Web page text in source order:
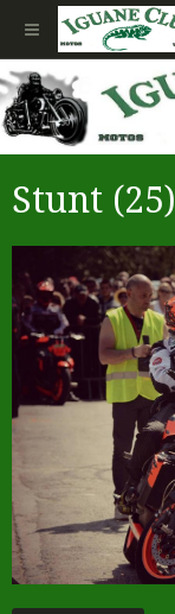
Stunt (25)